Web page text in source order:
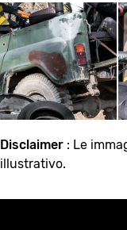
Disclaimer : Le
illustrativo.